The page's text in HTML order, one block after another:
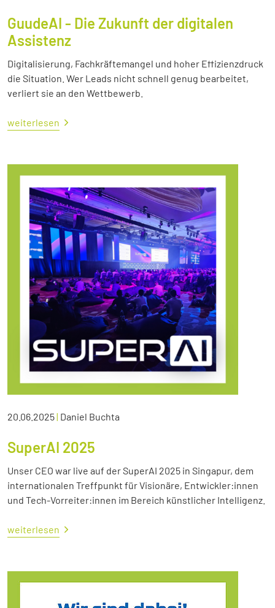
GuudeAI - Die Zukunft der digitalen
Assistenz
Digitalisierung, Fachkräftemangel und hoher Effizienzdruck
die Situation. Wer Leads nicht schnell genug bearbeitet,
verliert sie an den Wettbewerb.
weiterlesen
20.06.2025| Daniel Buchta
SuperAI 2025
Unser CEO war live auf der SuperAI 2025 in Singapur, dem
internationalen Treffpunkt für Visionäre, Entwickler:innen
und Tech-Vorreiter:innen im Bereich künstlicher Intelligenz.
weiterlesen